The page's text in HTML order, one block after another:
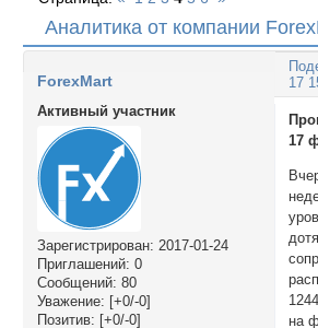
Аналитика от компании
17
ForexMart
Активный участник
Зарегистрирован: 2017-01-24
Приглашений: 0
Сообщений: 80
Уважение: [+0/-0]
Позитив: [+0/-0]
17
на